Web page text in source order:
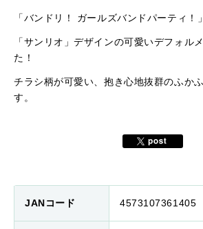
「バンドリ！ ガールズバンドパーティ！
「サンリオ」デザインの可愛いデフォル
た！
チラシ柄が可愛い、抱き心地抜群のふか
す。
JANコード 4573107361405